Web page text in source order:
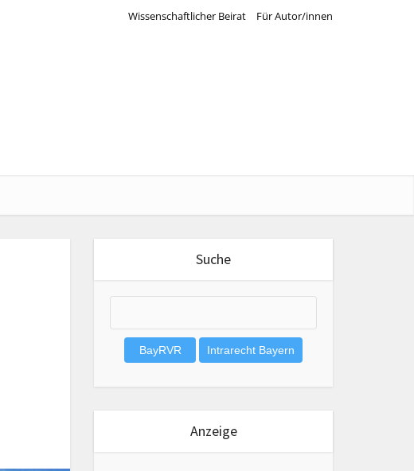
Wissenschaftlicher Beirat Für Autor/innen
Suche
Anzeige